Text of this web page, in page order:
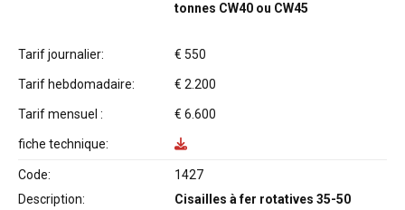
tonnes CW40 ou CW45
Tarif journalier: € 550
Tarif hebdomadaire: € 2.200
Tarif mensuel : € 6.600
fiche technique:
Code:
1427
Description:
Cisailles à fer rotatives 35-50